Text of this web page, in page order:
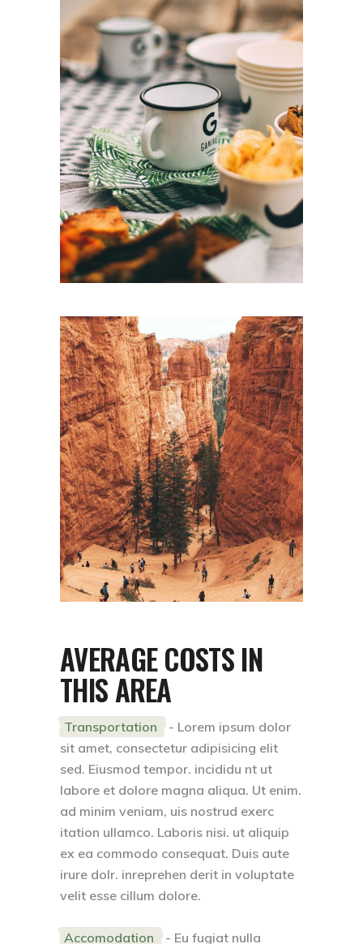
AVERAGE COSTS IN
THIS AREA
Transportation - Lorem ipsum dolor
sit amet, consectetur adipisicing elit
sed. Eiusmod tempor. incididu nt ut
labore et dolore magna aliqua. Ut enim.
ad minim veniam, uis nostrud exerc
itation ullamco. Laboris nisi. ut aliquip
ex ea commodo consequat. Duis aute
irure dolr. inreprehen derit in voluptate
velit esse cillum dolore.
Accomodation - Eu fugiat nulla